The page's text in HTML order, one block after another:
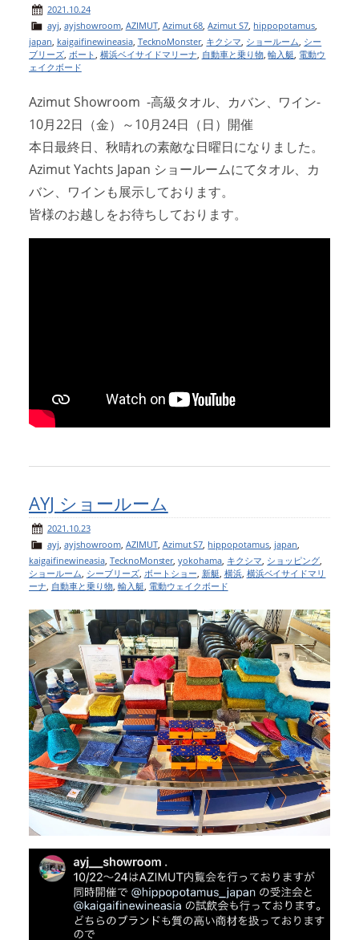
2021.10.24
ayj ayjshowroom, AZIMUT, Azimut 68 ,Azimut S7 hippopotamus
japan kaigaifinewineasia, TecknoMonster, キクシマ ショールーム シー
ブリーズ, ボート 横浜ベイサイドマリーナ 自動車と乗り物,輸入艇 電動ウ
ェイクボード
Azimut Showroom -高級タオル、カバン、ワイン-
10月22日（金）～10月24日（日）開催
本日最終日、秋晴れの素敵な日曜日になりました。
Azimut Yachts Japan ショールームにてタオル、カ
バン、ワインも展示しております。
皆様のお越しをお待ちしております。
AYJ ショールーム
2021.10.23
ayj, ayjshowroom, AZIMUT, Azimut S7, hippopotamus, japan,
kaigaifinewineasia, TecknoMonster,yokohama, キクシマ, ショッピング,
ショールーム, シーブリーズ, ボートショー, 新艇, 横浜, 横浜ベイサイドマリ
ーナ, 自動車と乗り物, 輸入艇, 電動ウェイクボード